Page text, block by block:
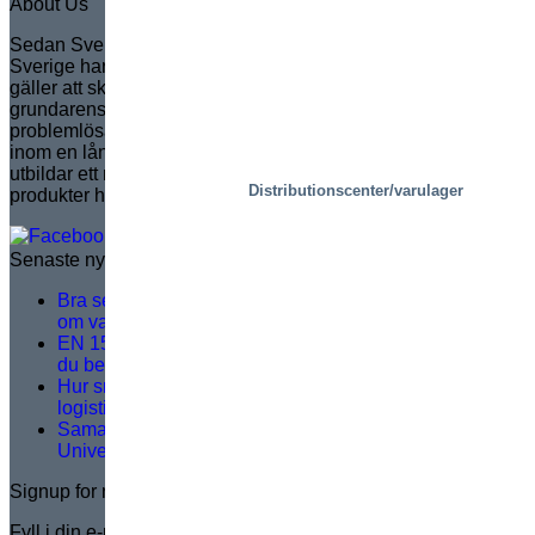
Distributionscenter/varulager
About Us
Sedan Sven Marcusson grundade Marco i Sverige år 1935 i
Sverige har Marco blivit marknadsledande i Europa när det
gäller att skapa kundanpassade saxlyftar. Helt i linje med
grundarens arv är Marco känt för att leverera innovativa,
problemlösande lösningar som ökar säkerhet och effektivitet
inom en lång rad applikationer. Varumärket hanterar och
utbildar ett nätverk av distributörer, för att säkerställa
produkter helt i linje med marknadens behov.
Senaste nytt
Bra serviceträning handlar inte om teori – det handlar
om vad som händer på plats
EN 1570-1:2024 blir obligatorisk för CE-märkning – vad
du behöver veta
Hur smarta rälsbundna plockplattformar löser viktiga
logistikutmaningar
Samarbete för framtiden: Partnerskap med Halmstads
Universitet
Signup for newsletter